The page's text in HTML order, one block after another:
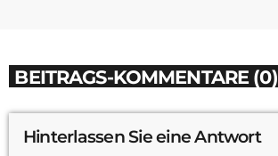
BEITRAGS-KOMMENTARE (0)
Hinterlassen Sie eine Antwort